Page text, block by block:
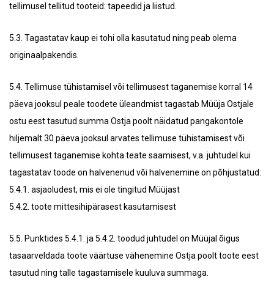
tellimusel tellitud tooteid: tapeedid ja liistud.
5.3. Tagastatav kaup ei tohi olla kasutatud ning peab olema
originaalpakendis.
5.4. Tellimuse tühistamisel või tellimusest taganemise korral 14
päeva jooksul peale toodete üleandmist tagastab Müüja Ostjale
ostu eest tasutud summa Ostja poolt näidatud pangakontole
hiljemalt 30 päeva jooksul arvates tellimuse tühistamisest või
tellimusest taganemise kohta teate saamisest, v.a. juhtudel kui
tagastatav toode on halvenenud või halvenemine on põhjustatud:
5.4.1. asjaoludest, mis ei ole tingitud Müüjast
5.4.2. toote mittesihipärasest kasutamisest
5.5. Punktides 5.4.1. ja 5.4.2. toodud juhtudel on Müüjal õigus
tasaarveldada toote väärtuse vähenemine Ostja poolt toote eest
tasutud ning talle tagastamisele kuuluva summaga.